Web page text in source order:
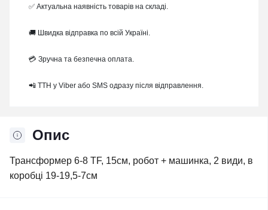
Опис
Трансформер 6-8 TF, 15см, робот + машинка, 2 види, в
коробці 19-19,5-7см
✅ Актуальна наявність товарів на складі.
🚚 Швидка відправка по всій Україні.
💳 Зручна та безпечна оплата.
📲 ТТН у Viber або SMS одразу після відправлення.